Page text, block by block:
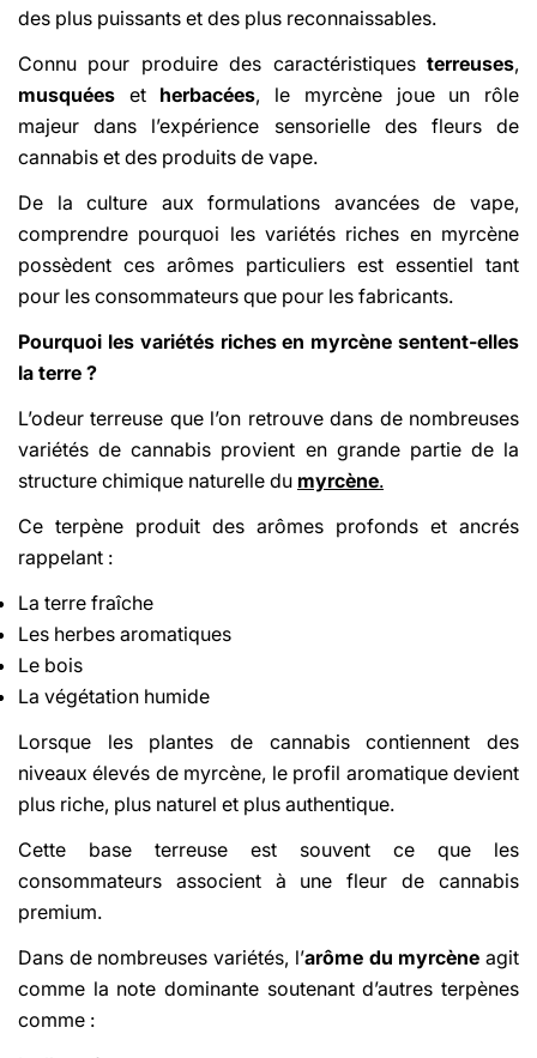
des plus puissants et des plus reconnaissables.
Connu pour produire des caractéristiques terreuses,
musquées et herbacées, le myrcène joue un rôle
majeur dans l’expérience sensorielle des fleurs de
cannabis et des produits de vape.
De la culture aux formulations avancées de vape,
comprendre pourquoi les variétés riches en myrcène
possèdent ces arômes particuliers est essentiel tant
pour les consommateurs que pour les fabricants.
Pourquoi les variétés riches en myrcène sentent-elles
la terre ?
L’odeur terreuse que l’on retrouve dans de nombreuses
variétés de cannabis provient en grande partie de la
structure chimique naturelle du myrcène.
Ce terpène produit des arômes profonds et ancrés
rappelant :
La terre fraîche
Les herbes aromatiques
Le bois
La végétation humide
Lorsque les plantes de cannabis contiennent des
niveaux élevés de myrcène, le profil aromatique devient
plus riche, plus naturel et plus authentique.
Cette base terreuse est souvent ce que les
consommateurs associent à une fleur de cannabis
premium.
Dans de nombreuses variétés, l’arôme du myrcène agit
comme la note dominante soutenant d’autres terpènes
comme :